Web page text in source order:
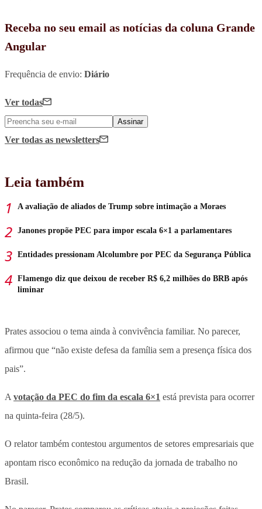
Receba no seu email as notícias da coluna Grande
Angular
Frequência de envio: Diário
Ver todas
Assinar
Ver todas as newsletters
Leia também
A avaliação de aliados de Trump sobre intimação a Moraes
Janones propõe PEC para impor escala 6×1 a parlamentares
Entidades pressionam Alcolumbre por PEC da Segurança Pública
Flamengo diz que deixou de receber R$ 6,2 milhões do BRB após
liminar
Prates associou o tema ainda à convivência familiar. No parecer,
afirmou que “não existe defesa da família sem a presença física dos
pais”.
A votação da PEC do fim da escala 6×1 está prevista para ocorrer
na quinta-feira (28/5).
O relator também contestou argumentos de setores empresariais que
apontam risco econômico na redução da jornada de trabalho no
Brasil.